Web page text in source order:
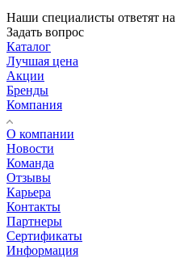
Наши специалисты ответят
Задать вопрос
Каталог
Лучшая цена
Акции
Бренды
Компания
О компании
Новости
Команда
Отзывы
Карьера
Контакты
Партнеры
Сертификаты
Информация